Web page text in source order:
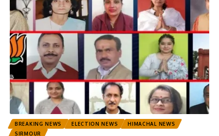
BREAKING NEWS ELECTION NEWS
HIMACHAL NEWS
SIRMOUR